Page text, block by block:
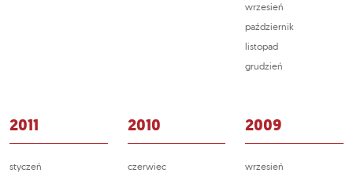
wrzesień
październik
listopad
grudzień
2011
styczeń
2010
czerwiec
2009
wrzesień